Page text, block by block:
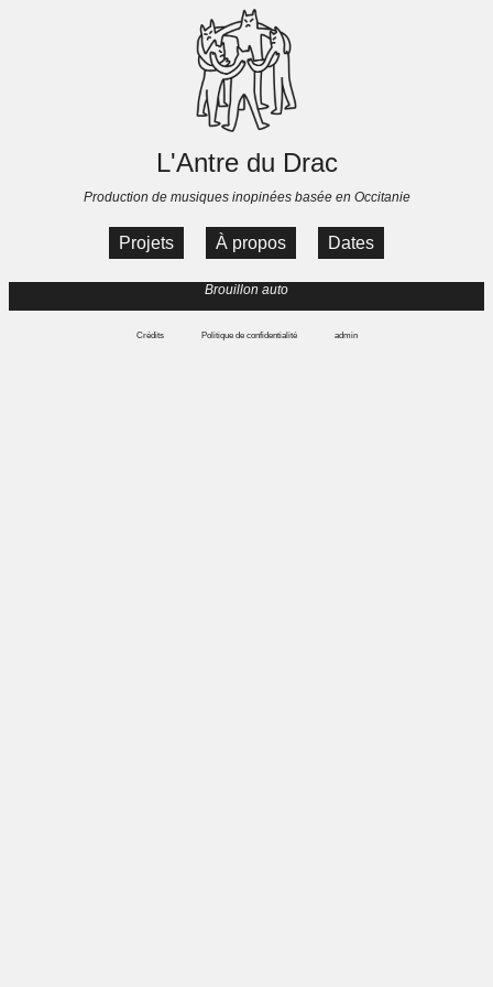
L'Antre du Drac
Production de musiques inopinées basée en Occitanie
Projets À propos Dates
Brouillon auto
Crédits Politique de confidentialité admin